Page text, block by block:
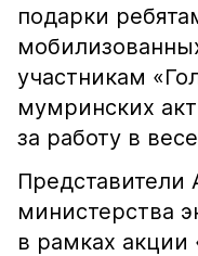
подарки
участникам
мумринских
за работу в
Представители
министерства
в рамках акции